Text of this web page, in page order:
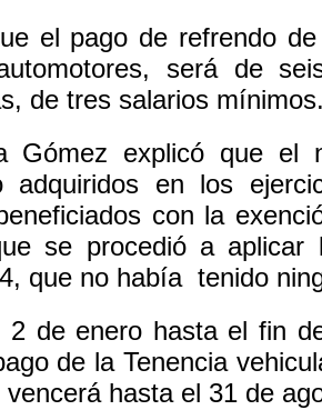
el pago de refrendo
será de
de tres salarios
Gómez explicó que el
adquiridos en los
con la
se procedió a aplicar
que no había tenido
2 de enero hasta el fin
de la Tenencia
vencerá hasta el 31 de